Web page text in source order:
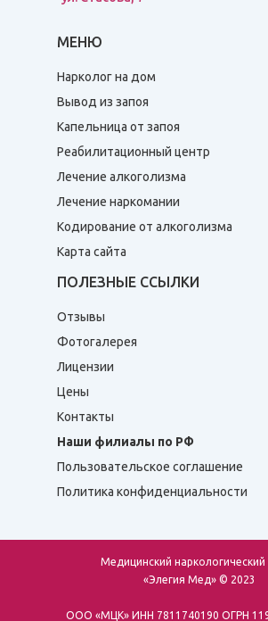
МЕНЮ
Нарколог на дом
Вывод из запоя
Капельница от запоя
Реабилитационный центр
Лечение алкоголизма
Лечение наркомании
Кодирование от алкоголизма
Карта сайта
ПОЛЕЗНЫЕ ССЫЛКИ
Отзывы
Фотогалерея
Лицензии
Цены
Контакты
Наши филиалы по РФ
Пользовательское соглашение
Политика конфиденциальности
Медицинский наркологический
«Элегия Мед» © 2023
ООО «МЦК» ИНН 7811740190 ОГРН